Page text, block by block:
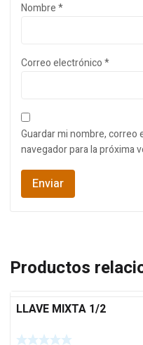
Nombre*
Correo electrónico*
Guardar mi nombre,
navegador para la próxima
Productos
LLAVE MIXTA 1/2